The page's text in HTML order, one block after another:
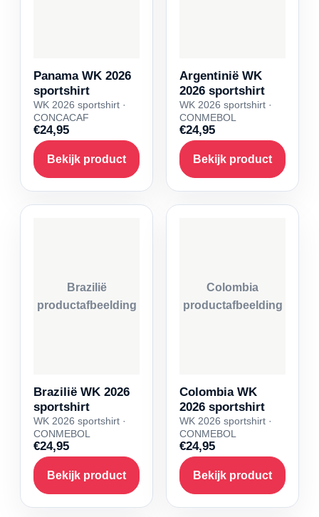
Panama WK 2026
sportshirt
WK 2026 sportshirt ·
CONCACAF
€24,95
Bekijk product
Argentinië WK
2026 sportshirt
WK 2026 sportshirt ·
CONMEBOL
€24,95
Bekijk product
Brazilië
productafbeelding
Brazilië WK 2026
sportshirt
WK 2026 sportshirt ·
CONMEBOL
€24,95
Bekijk product
Colombia
productafbeelding
Colombia WK
2026 sportshirt
WK 2026 sportshirt ·
CONMEBOL
€24,95
Bekijk product